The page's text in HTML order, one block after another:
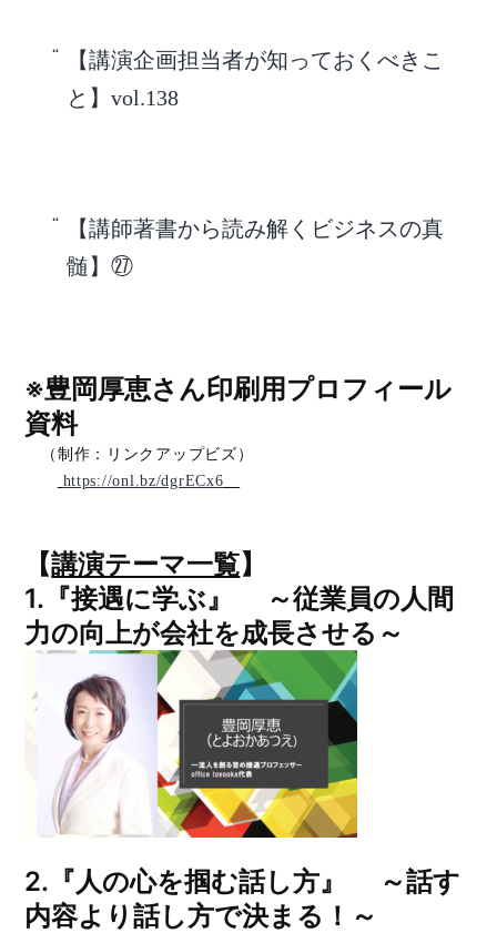
【講演企画担当者が知っておくべきこ
と】vol.138
【講師著書から読み解くビジネスの真
髄】㉗
※豊岡厚恵さん印刷用プロフィール
資料
（制作：リンクアップビズ）
https://onl.bz/dgrECx6
【講演テーマ一覧】
1. 『接遇に学ぶ』 ～従業員の人間
力の向上が会社を成長させる～
2. 『人の心を掴む話し方』 ～話す
内容より話し方で決まる！～